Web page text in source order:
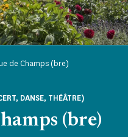
de Champs (bre)
(bre)
DANSE, THÉÂTRE)